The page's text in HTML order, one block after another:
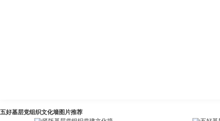
五好基层党组织文化墙图片推荐